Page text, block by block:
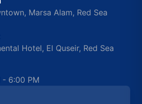
Marsa Alam, Red Sea
Hotel, El Quseir, Red Sea
- 6:00 PM